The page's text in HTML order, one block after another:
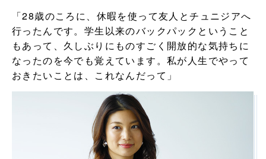
「28歳のころに、休暇を使って友人とチュニジアへ
行ったんです。学生以来のバックパックということ
もあって、久しぶりにものすごく開放的な気持ちに
なったのを今でも覚えています。私が人生でやって
おきたいことは、これなんだって」